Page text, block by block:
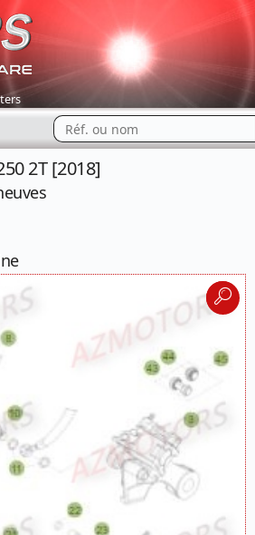
Rechercher...
2T [2018]